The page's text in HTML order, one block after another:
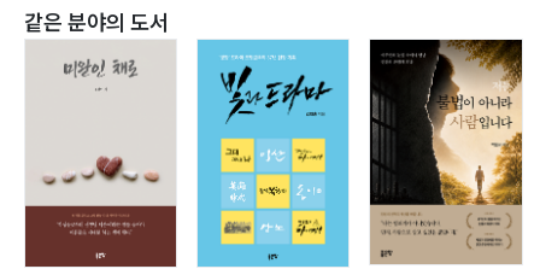
돌도끼 시대 ?38
깨 ?39
겨울 밤 ?40
백수의 살림살이 ?42
死 ?43
나팔꽃 ?44
같은 분야의 도서